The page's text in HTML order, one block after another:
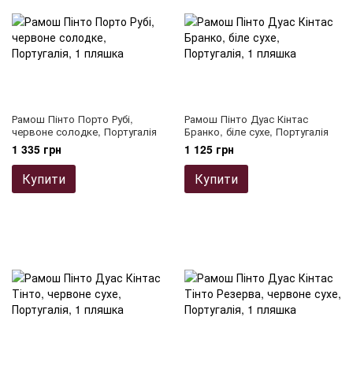
Рамош Пінто Порто Рубі,
червоне солодке, Португалія
1 335 грн
Купити
Рамош Пінто Дуас Кінтас
Бранко, біле сухе, Португалія
1 125 грн
Купити